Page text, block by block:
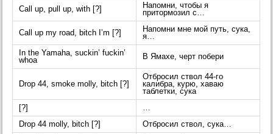
Call up, pull up, with [?]
Напомни, чтобы я
притормозил с…
Call up my road, bitch I’m [?]
Напомни мне мой путь, сука,
я…
In the Yamaha, suckin’ fuckin’
whoa
В Ямахе, черт побери
Drop 44, smoke molly, bitch [?]
Отбросил ствол 44-го
калибра, курю, хаваю
таблетки, сука
[?]
…
Drop 44 molly, bitch [?]
Отбросил ствол, сука…